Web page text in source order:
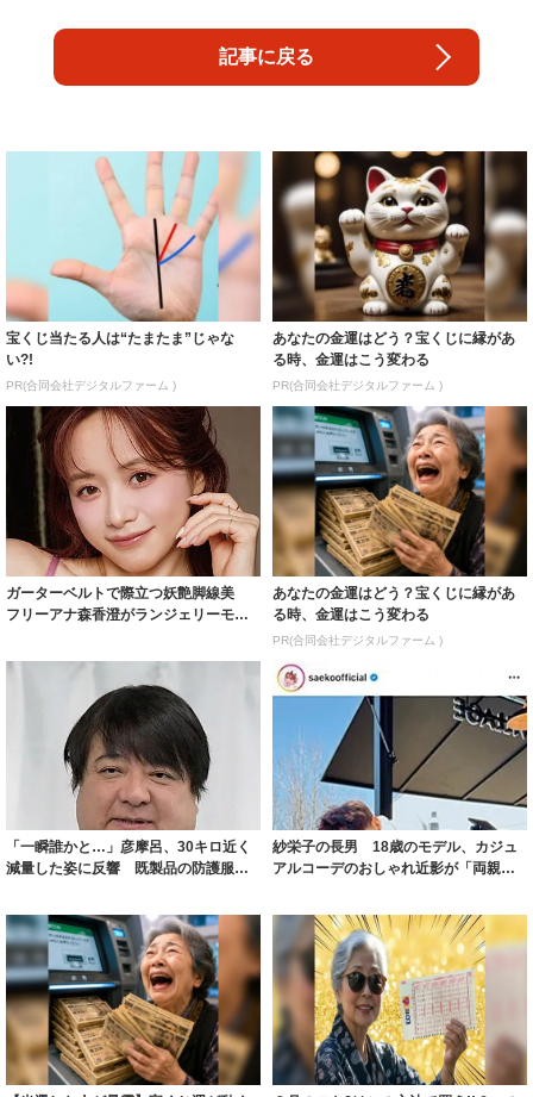
記事に戻る
宝くじ当たる人は“たまたま”じゃな
い?!
PR(合同会社デジタルファーム )
あなたの金運はどう？宝くじに縁があ
る時、金運はこう変わる
PR(合同会社デジタルファーム )
ガーターベルトで際立つ妖艶脚線美
フリーアナ森香澄がランジェリーモデ
あなたの金運はどう？宝くじに縁があ
る時、金運はこう変わる
PR(合同会社デジタルファーム )
「一瞬誰かと…」彦摩呂、30キロ近く
減量した姿に反響 既製品の防護服が
紗栄子の長男 18歳のモデル、カジュ
アルコーデのおしゃれ近影が「両親の